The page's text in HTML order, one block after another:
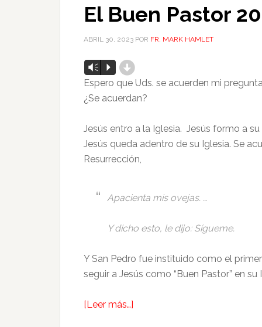
El Buen Pastor
ABRIL 30, 2023 POR FR. MARK HAMLET
Reproductor
de
audio
Vm P d
Espero que Uds. se acuerden mi
¿Se acuerdan?
Jesús entro a la Iglesia. Jesús formo a
Jesús queda adentro de su Iglesia. Se
Resurrección,
Apacienta mis ovejas. …
Y dicho esto, le dijo: Sígueme.
Y San Pedro fue instituido como el
seguir a Jesús como “Buen Pastor” en su
[Leer más…]